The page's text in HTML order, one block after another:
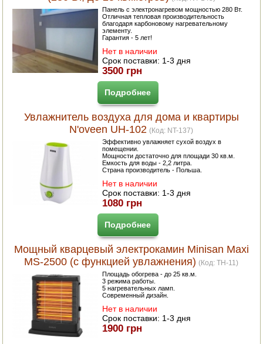
Панель с электронагревом мощностью 280 Вт.
Отличная тепловая производительность
благодаря карбоновому нагревательному
элементу.
Гарантия - 5 лет!
Нет в наличии
Срок поставки: 1-3 дня
3500 грн
Подробнее
Увлажнитель воздуха для дома и квартиры
N'oveen UH-102 (Код: NT-137)
Эффективно увлажняет сухой воздух в
помещении.
Мощности достаточно для площади 30 кв.м.
Емкость для воды - 2,2 литра.
Страна производитель - Польша.
Нет в наличии
Срок поставки: 1-3 дня
1080 грн
Подробнее
Мощный кварцевый электрокамин Minisan Maxi
MS-2500 (с функцией увлажнения) (Код:TH-11)
Площадь обогрева - до 25 кв.м.
3 режима работы.
5 нагревательных ламп.
Современный дизайн.
Нет в наличии
Срок поставки: 1-3 дня
1900 грн